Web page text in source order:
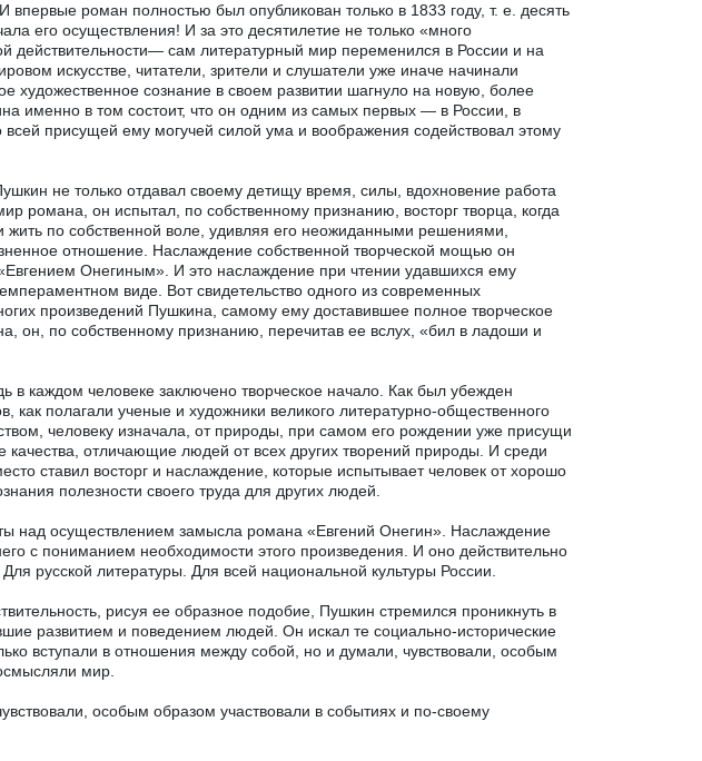
роман полностью был опубликован только в 1833 году, т. е. десять
его осуществления! И за это десятилетие не только «много
действительности— сам литературный мир переменился в России и на
искусстве, читатели, зрители и слушатели уже иначе начинали
художественное сознание в своем развитии шагнуло на новую, более
именно в том состоит, что он одним из самых первых — в России, в
присущей ему могучей силой ума и воображения содействовал этому
не только отдавал своему детищу время, силы, вдохновение работа
романа, он испытал, по собственному признанию, восторг творца, когда
по собственной воле, удивляя его неожиданными решениями,
отношение. Наслаждение собственной творческой мощью он
Онегиным». И это наслаждение при чтении удавшихся ему
виде. Вот свидетельство одного из современных
произведений Пушкина, самому ему доставившее полное творческое
он, по собственному признанию, перечитав ее вслух, «бил в ладоши и
в каждом человеке заключено творческое начало. Как был убежден
как полагали ученые и художники великого литературно-общественного
человеку изначала, от природы, при самом его рождении уже присущи
качества, отличающие людей от всех других творений природы. И среди
ставил восторг и наслаждение, которые испытывает человек от хорошо
полезности своего труда для других людей.
над осуществлением замысла романа «Евгений Онегин». Наслаждение
с пониманием необходимости этого произведения. И оно действительно
русской литературы. Для всей национальной культуры России.
рисуя ее образное подобие, Пушкин стремился проникнуть в
развитием и поведением людей. Он искал те социально-исторические
вступали в отношения между собой, но и думали, чувствовали, особым
мир.
особым образом участвовали в событиях и по-своему